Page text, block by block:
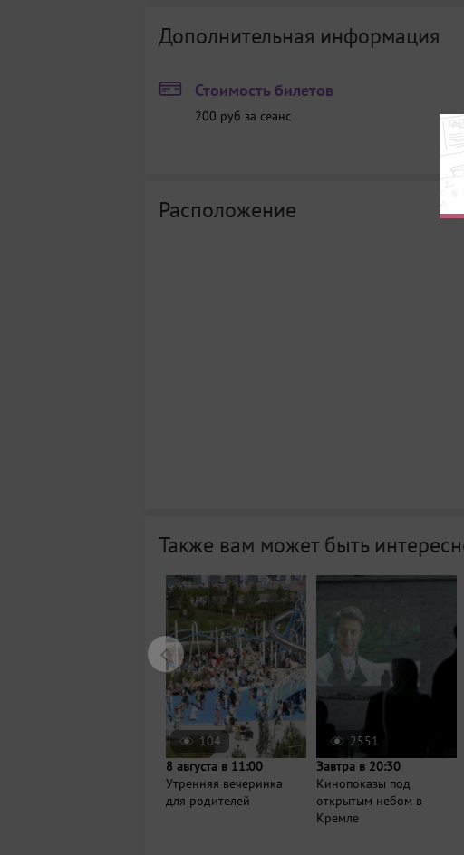
Дополнительная информация
Стоимость билетов
200 руб за сеанс
Расположение
Также вам может быть
104
8 августа в 11:00
Утренняя вечеринка
для родителей
2551
Завтра в 20:30
Кинопоказы под
открытым небом в
Кремле